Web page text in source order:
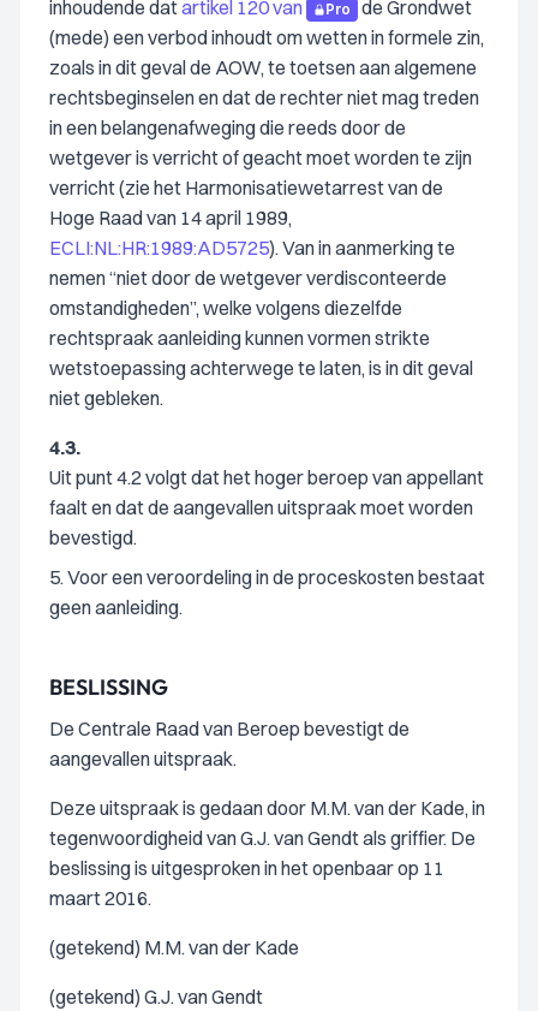
inhoudende datartikel 120 van Pro
de Grondwet
(mede) een verbod inhoudt om wetten in formele zin,
zoals in dit geval de AOW, te toetsen aan algemene
rechtsbeginselen en dat de rechter niet mag treden
in een belangenafweging die reeds door de
wetgever is verricht of geacht moet worden te zijn
verricht (zie het Harmonisatiewetarrest van de
Hoge Raad van 14 april 1989,
ECLI:NL:HR:1989:AD5725). Van in aanmerking te
nemen “niet door de wetgever verdisconteerde
omstandigheden”, welke volgens diezelfde
rechtspraak aanleiding kunnen vormen strikte
wetstoepassing achterwege te laten, is in dit geval
niet gebleken.
4.3.
Uit punt 4.2 volgt dat het hoger beroep van appellant
faalt en dat de aangevallen uitspraak moet worden
bevestigd.
5. Voor een veroordeling in de proceskosten bestaat
geen aanleiding.
BESLISSING
De Centrale Raad van Beroep bevestigt de
aangevallen uitspraak.
Deze uitspraak is gedaan door M.M. van der Kade, in
tegenwoordigheid van G.J. van Gendt als griffier. De
beslissing is uitgesproken in het openbaar op 11
maart 2016.
(getekend) M.M. van der Kade
(getekend) G.J. van Gendt